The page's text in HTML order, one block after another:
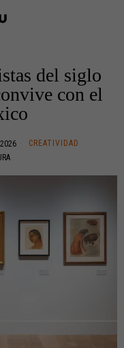
del siglo
con el
CREATIVIDAD